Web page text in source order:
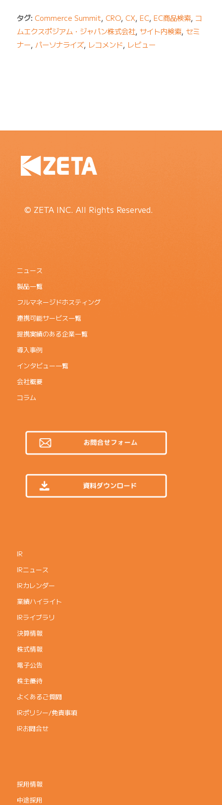
タグ: Commerce Summit, CRO, CX, EC, EC商品検索, コ
ムエクスポジアム・ジャパン株式会社, サイト内検索, セミ
ナー, パーソナライズ, レコメンド, レビュー
© ZETA INC. All Rights Reserved.
ニュース
製品一覧
フルマネージドホスティング
連携可能サービス一覧
提携実績のある企業一覧
導入事例
インタビュー一覧
会社概要
コラム
IR
IRニュース
IRカレンダー
業績ハイライト
IRライブラリ
決算情報
株式情報
電子公告
株主優待
よくあるご質問
IRポリシー/免責事項
IRお問合せ
採用情報
中途採用